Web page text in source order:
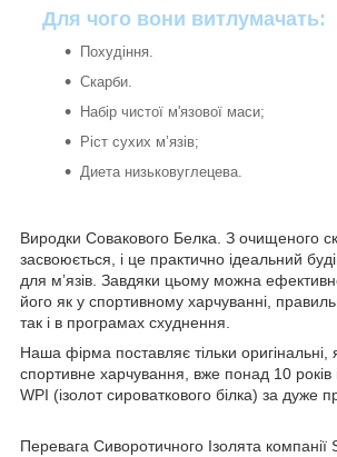
Для чого вони витлумачать:
Похудіння.
Скарби.
Набір чистої м'язової маси;
Ріст сухих м’язів;
Диета низьковуглецева.
Виродки Совакового Белка. З очищеного
засвоюється, і це практично ідеальний
для м’язів. Завдяки цьому можна
його як у спортивному харчуванні,
так і в програмах схуднення.
Наша фірма поставляє тільки оригінальні,
спортивне харчування, вже понад 10 років
WPI (ізолот сироваткового білка) за дуже
Перевага Сиворотичного Ізолята компанії